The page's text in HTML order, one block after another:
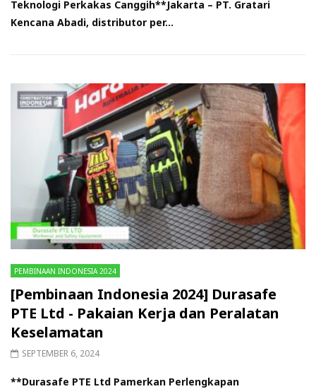
Teknologi Perkakas Canggih**Jakarta – PT. Gratari
Kencana Abadi, distributor per...
PEMBINAAN INDONESIA 2024
[Pembinaan Indonesia 2024] Durasafe
PTE Ltd - Pakaian Kerja dan Peralatan
Keselamatan
SEPTEMBER 6, 2024
**Durasafe PTE Ltd Pamerkan Perlengkapan